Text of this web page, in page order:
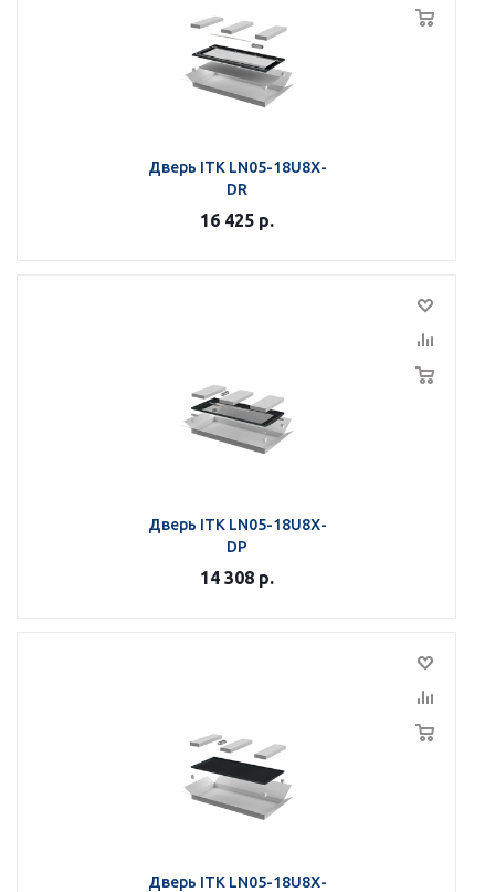
Дверь ITK LN05-18U8X-
DR
16 425 р.
Дверь ITK LN05-18U8X-
DP
14 308 р.
Дверь ITK LN05-18U8X-